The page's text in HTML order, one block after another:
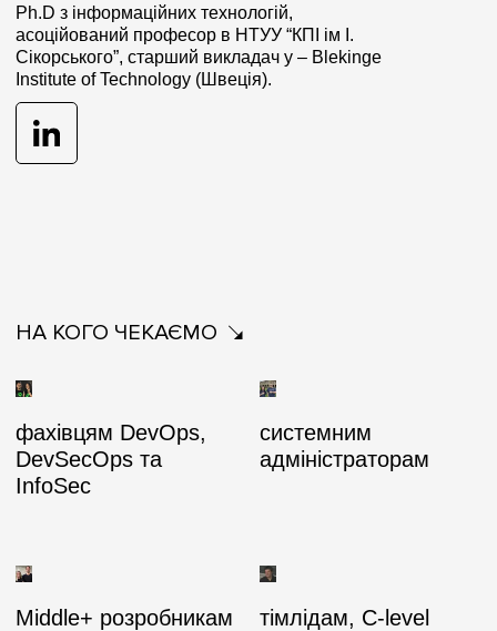
Ph.D з інформаційних технологій,
асоційований професор в НТУУ “КПІ ім І.
Сікорського”, старший викладач у – Blekinge
Institute of Technology (Швеція).
НА КОГО ЧЕКАЄМО
фахівцям DevOps,
DevSecOps та
InfoSec
системним
адміністраторам
Middle+ розробникам
тімлідам, C-level